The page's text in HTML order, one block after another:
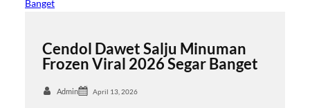
Cendol Dawet Salju Minuman
Frozen Viral 2026 Segar Banget
Admin April 13, 2026